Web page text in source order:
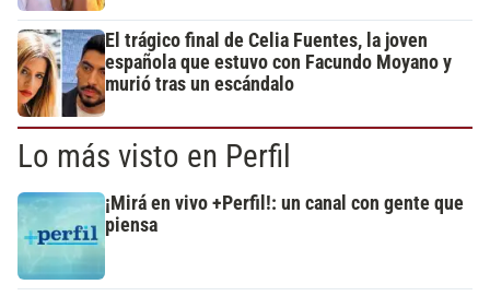
El trágico final de Celia Fuentes, la joven
española que estuvo con Facundo Moyano y
murió tras un escándalo
Lo más visto en Perfil
¡Mirá en vivo +Perfil!: un canal con gente que
piensa